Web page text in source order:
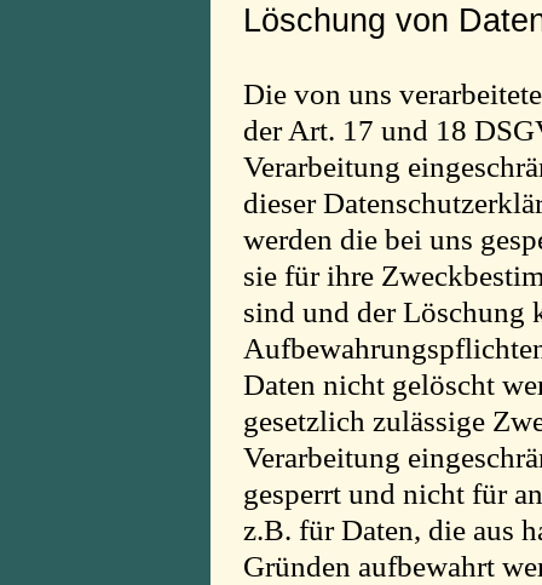
Löschung von
Die von uns
der Art. 17 und 18
Verarbeitung
dieser
werden die bei uns
sie für ihre
sind und der Löschung
Daten nicht gelöscht
gesetzlich zulässige
Verarbeitung
gesperrt und nicht für
z.B. für Daten, die aus
Gründen aufbewahrt